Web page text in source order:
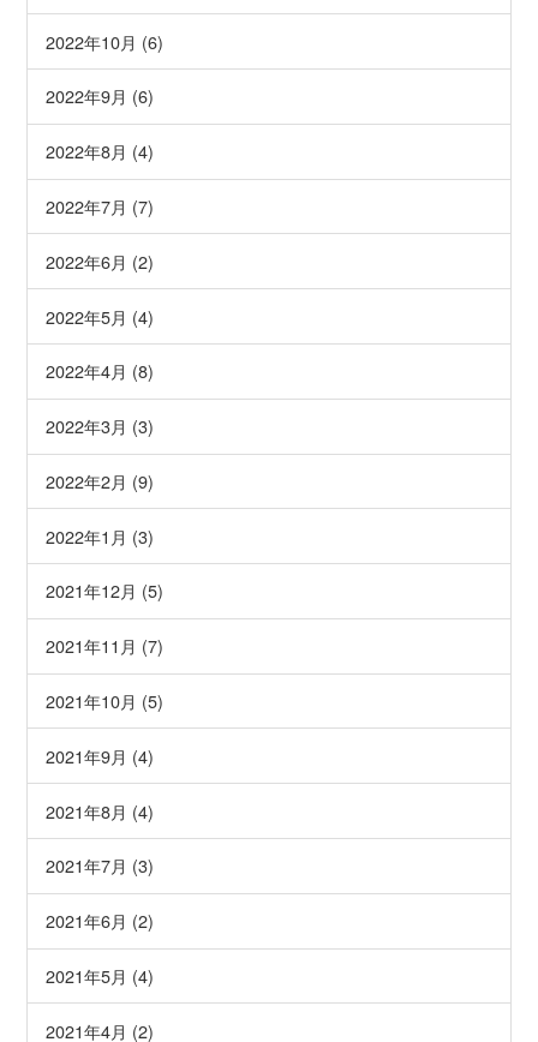
2022年10月 (6)
2022年9月 (6)
2022年8月 (4)
2022年7月 (7)
2022年6月 (2)
2022年5月 (4)
2022年4月 (8)
2022年3月 (3)
2022年2月 (9)
2022年1月 (3)
2021年12月 (5)
2021年11月 (7)
2021年10月 (5)
2021年9月 (4)
2021年8月 (4)
2021年7月 (3)
2021年6月 (2)
2021年5月 (4)
2021年4月 (2)